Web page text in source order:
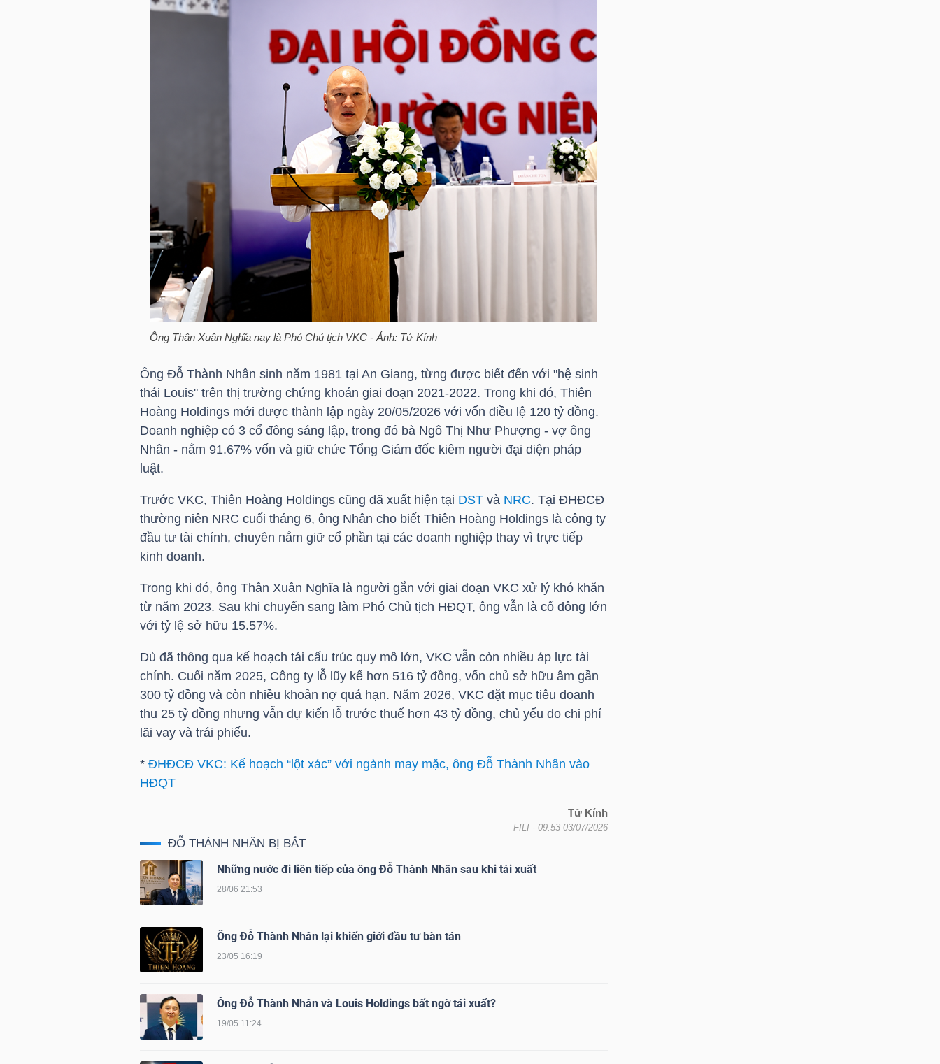
Ông Thân Xuân Nghĩa nay là Phó Chủ tịch VKC - Ảnh: Tử Kính
Ông Đỗ Thành Nhân sinh năm 1981 tại An Giang, từng được biết đến với "hệ sinh
thái Louis" trên thị trường chứng khoán giai đoạn 2021-2022. Trong khi đó, Thiên
Hoàng Holdings mới được thành lập ngày 20/05/2026 với vốn điều lệ 120 tỷ đồng.
Doanh nghiệp có 3 cổ đông sáng lập, trong đó bà Ngô Thị Như Phượng - vợ ông
Nhân - nắm 91.67% vốn và giữ chức Tổng Giám đốc kiêm người đại diện pháp
luật.
Trước VKC, Thiên Hoàng Holdings cũng đã xuất hiện tại DSTvà NRC. Tại ĐHĐCĐ
thường niên NRC cuối tháng 6, ông Nhân cho biết Thiên Hoàng Holdings là công ty
đầu tư tài chính, chuyên nắm giữ cổ phần tại các doanh nghiệp thay vì trực tiếp
kinh doanh.
Trong khi đó, ông Thân Xuân Nghĩa là người gắn với giai đoạn VKC xử lý khó khăn
từ năm 2023. Sau khi chuyển sang làm Phó Chủ tịch HĐQT, ông vẫn là cổ đông lớn
với tỷ lệ sở hữu 15.57%.
Dù đã thông qua kế hoạch tái cấu trúc quy mô lớn, VKC vẫn còn nhiều áp lực tài
chính. Cuối năm 2025, Công ty lỗ lũy kế hơn 516 tỷ đồng, vốn chủ sở hữu âm gần
300 tỷ đồng và còn nhiều khoản nợ quá hạn. Năm 2026, VKC đặt mục tiêu doanh
thu 25 tỷ đồng nhưng vẫn dự kiến lỗ trước thuế hơn 43 tỷ đồng, chủ yếu do chi phí
lãi vay và trái phiếu.
* ĐHĐCĐ VKC: Kế hoạch “lột xác” với ngành may mặc, ông Đỗ Thành Nhân vào
HĐQT
Tử Kính
FILI - 09:53 03/07/2026
ĐỖ THÀNH NHÂN BỊ BẮT
Những nước đi liên tiếp của ông Đỗ Thành Nhân sau khi tái xuất
28/06 21:53
Ông Đỗ Thành Nhân lại khiến giới đầu tư bàn tán
23/05 16:19
Ông Đỗ Thành Nhân và Louis Holdings bất ngờ tái xuất?
19/05 11:24